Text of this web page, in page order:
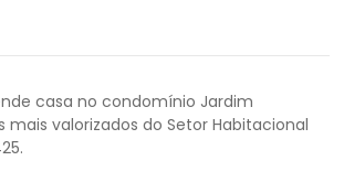
casa no condomínio Jardim
mais valorizados do Setor Habitacional